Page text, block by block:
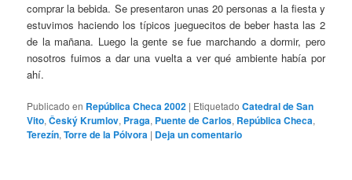
comprar la bebida. Se presentaron unas 20 personas a la fiesta y
estuvimos haciendo los típicos jueguecitos de beber hasta las 2
de la mañana. Luego la gente se fue marchando a dormir, pero
nosotros fuimos a dar una vuelta a ver qué ambiente había por
ahí.
Publicado en República Checa 2002 | Etiquetado Catedral de San
Vito,Český Krumlov, Praga, Puente de Carlos, República Checa,
Terezín,Torre de la Pólvora | Deja un comentario